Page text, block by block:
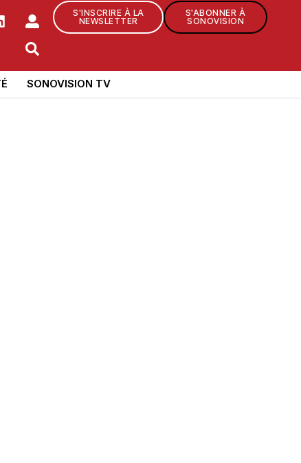
S'INSCRIRE À LA
NEWSLETTER
S'ABONNER À
SONOVISION
SONOVISION TV